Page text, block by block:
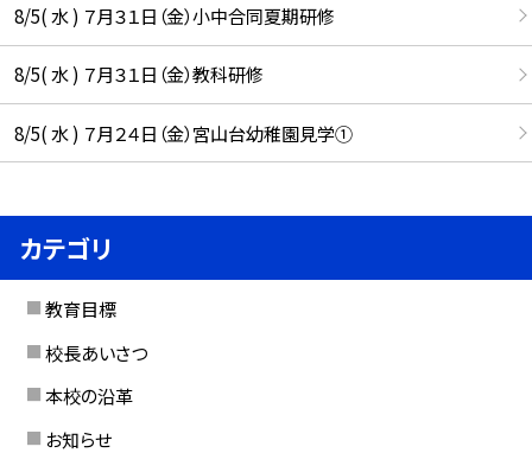
8/5( 水 ) ７月３１日（金）小中合同夏期研修
8/5( 水 ) ７月３１日（金）教科研修
8/5( 水 ) ７月２４日（金）宮山台幼稚園見学①
カテゴリ
教育目標
校長あいさつ
本校の沿革
お知らせ